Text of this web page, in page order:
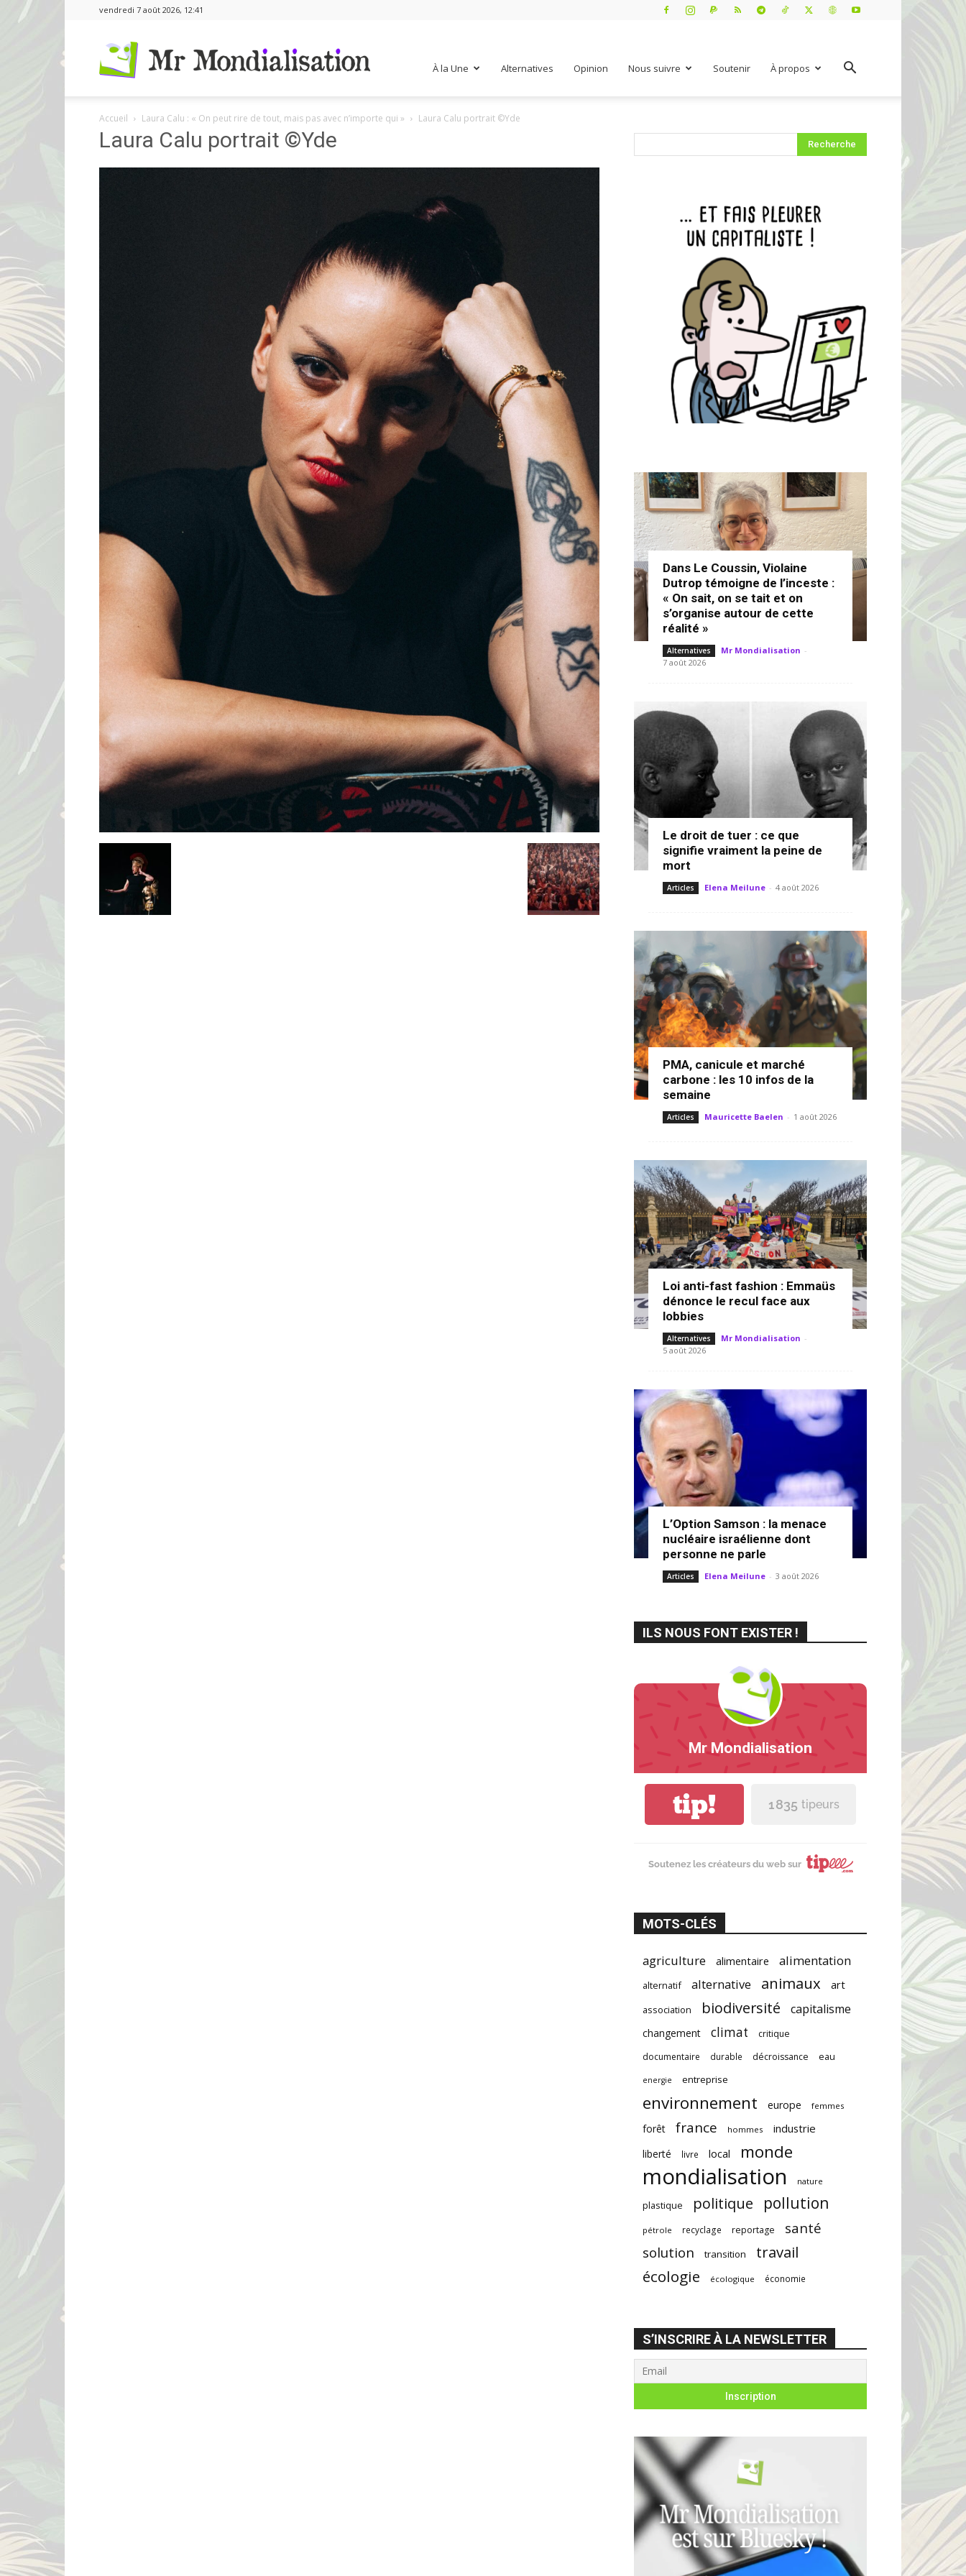
vendredi 7 août 2026, 12:41
À la Une Alternatives Opinion Nous suivre Soutenir À propos
Accueil Laura Calu : « On peut rire de tout, mais pas avec n’importe qui » Laura Calu portrait ©Yde
Laura Calu portrait ©Yde
Dans Le Coussin, Violaine
Dutrop témoigne de l’inceste :
« On sait, on se tait et on
s’organise autour de cette
réalité »
Alternatives Mr Mondialisation -
7 août 2026
Le droit de tuer : ce que
signifie vraiment la peine de
mort
Articles Elena Meilune - 4 août 2026
PMA, canicule et marché
carbone : les 10 infos de la
semaine
Articles Mauricette Baelen - 1 août 2026
Loi anti-fast fashion : Emmaüs
dénonce le recul face aux
lobbies
Alternatives Mr Mondialisation -
5 août 2026
L’Option Samson : la menace
nucléaire israélienne dont
personne ne parle
Articles Elena Meilune - 3 août 2026
ILS NOUS FONT EXISTER !
Mr Mondialisation
tip! 1 835 tipeurs
Soutenez les créateurs du web sur
MOTS-CLÉS
agriculture alimentaire alimentation
alternatif alternative animaux art
association biodiversité capitalisme
changement climat
critique
documentaire
durable décroissance eau
energie entreprise
environnement europe femmes
forêt france hommes industrie
liberté livre local monde
mondialisation nature
plastique politique pollution
pétrole recyclage reportage
santé
solution
transition
travail
écologie
écologique économie
S’INSCRIRE À LA NEWSLETTER